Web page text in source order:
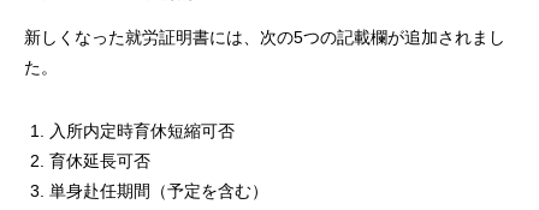
新しくなった就労証明書には、次の5つの記載欄が追加されまし
た。
入所内定時育休短縮可否
育休延長可否
単身赴任期間（予定を含む）